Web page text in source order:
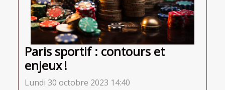
Paris sportif : contours et
enjeux !
Lundi 30 octobre 2023 14:40